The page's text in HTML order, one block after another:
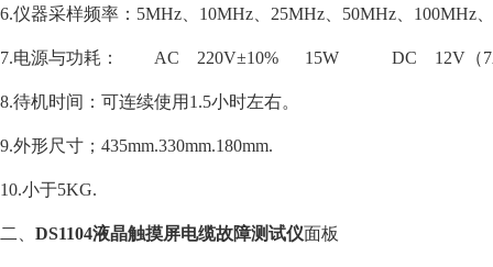
6.仪器采样频率：5MHz、10MHz、25MHz、50MHz、100MHz
7.电源与功耗： AC 220V±10% 15W DC 12V（
8.待机时间：可连续使用1.5小时左右。
9.外形尺寸；435mm.330mm.180mm.
10.小于5KG.
二、 DS1104液晶触摸屏电缆故障测试仪面板